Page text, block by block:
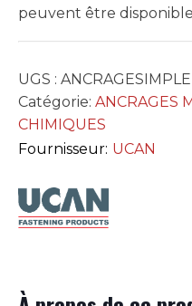
peuvent être
UGS :
Catégorie: ANCRAGES
CHIMIQUES
Fournisseur: UCAN